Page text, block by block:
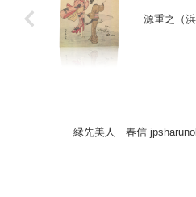
源重之（
縁先美人 春信